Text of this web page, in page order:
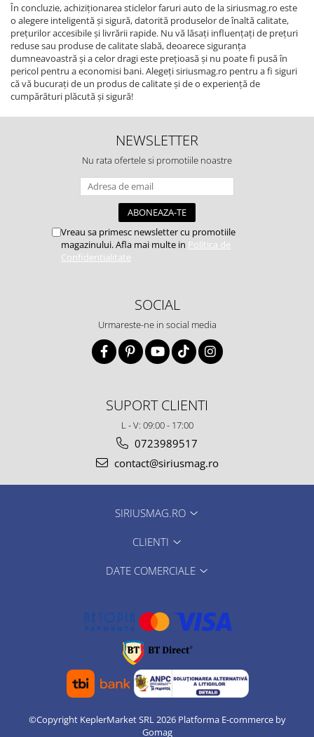
În concluzie, achiziționarea sticlelor faruri auto de la siriusmag.ro este
o alegere inteligentă și sigură, datorită produselor de înaltă calitate,
prețurilor accesibile și livrării rapide. Nu vă lăsați influențați de prețuri
reduse sau produse de calitate slabă, deoarece siguranța
dumneavoastră și a celor dragi este prețioasă și nu poate fi pusă în
pericol pentru a economisi bani. Alegeți siriusmag.ro pentru a fi siguri
că vă bucurați de un produs de calitate și de o experiență de
cumpărături plăcută și sigură!
NEWSLETTER
Nu rata ofertele si promotiile noastre
Vreau sa primesc newsletter cu promotiile
magazinului. Afla mai multe in Politica de
Confidentialitate
SOCIAL
Urmareste-ne in social media
SUPORT CLIENTI
L - V: 09:00 - 17:00
0723989517
contact@siriusmag.ro
SIRIUSMAG.RO
CLIENTI
DATE COMERCIALE
©Copyright KeplerMarket SRL 2026 Platforma E-commerce by
Gomag